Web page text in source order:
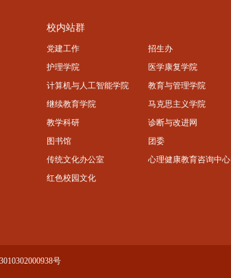
校内站群
党建工作 招生办
护理学院
医学康复学院
计算机与人工智能学院
教育与管理学院
继续教育学院
马克思主义学院
教学科研
诊断与改进网
图书馆
团委
传统文化办公室
心理健康教育咨询中心
红色校园文化
号